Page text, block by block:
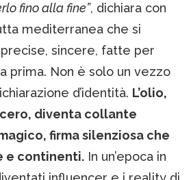
fino alla fine”, dichiara con
mediterranea che si
sincere, fatte per
prima. Non è solo un vezzo
d’identità. L’olio,
diventa collante
firma silenziosa che
e continenti. In un’epoca in